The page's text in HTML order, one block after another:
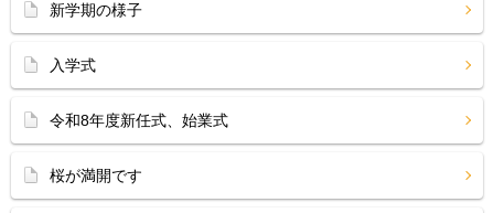
新学期の様子
入学式
令和8年度新任式、始業式
桜が満開です